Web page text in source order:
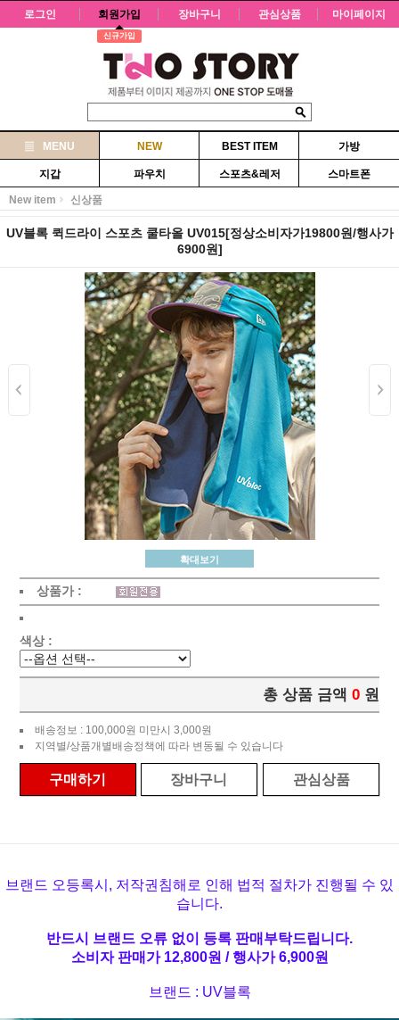
로그인 회원가입
신규가입
장바구니 관심상품 마이페이지
MENU NEW BEST ITEM 가방
지갑 파우치 스포츠&레저 스마트폰
New item 신상품
UV블록 퀵드라이 스포츠 쿨타올 UV015[정상소비자가19800원/행사가
6900원]
확대보기
상품가 :
색상 :
총 상품 금액 0 원
배송정보 : 100,000원 미만시 3,000원
지역별/상품개별배송정책에 따라 변동될 수 있습니다
구매하기 장바구니 관심상품
브랜드 오등록시, 저작권침해로 인해 법적 절차가 진행될 수 있
습니다.
반드시 브랜드 오류 없이 등록 판매부탁드립니다.
소비자 판매가 12,800원 / 행사가 6,900원
브랜드 : UV블록